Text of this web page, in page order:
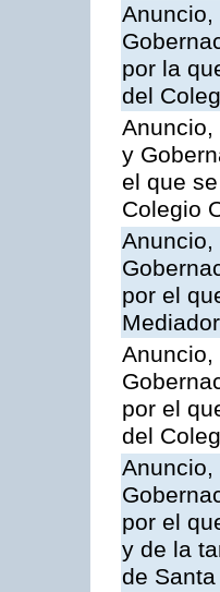
Anuncio,
por la
del
Anuncio,
y
el que
Colegio
Anuncio,
por el
Anuncio,
por el
del
Anuncio,
por el
y de la
de